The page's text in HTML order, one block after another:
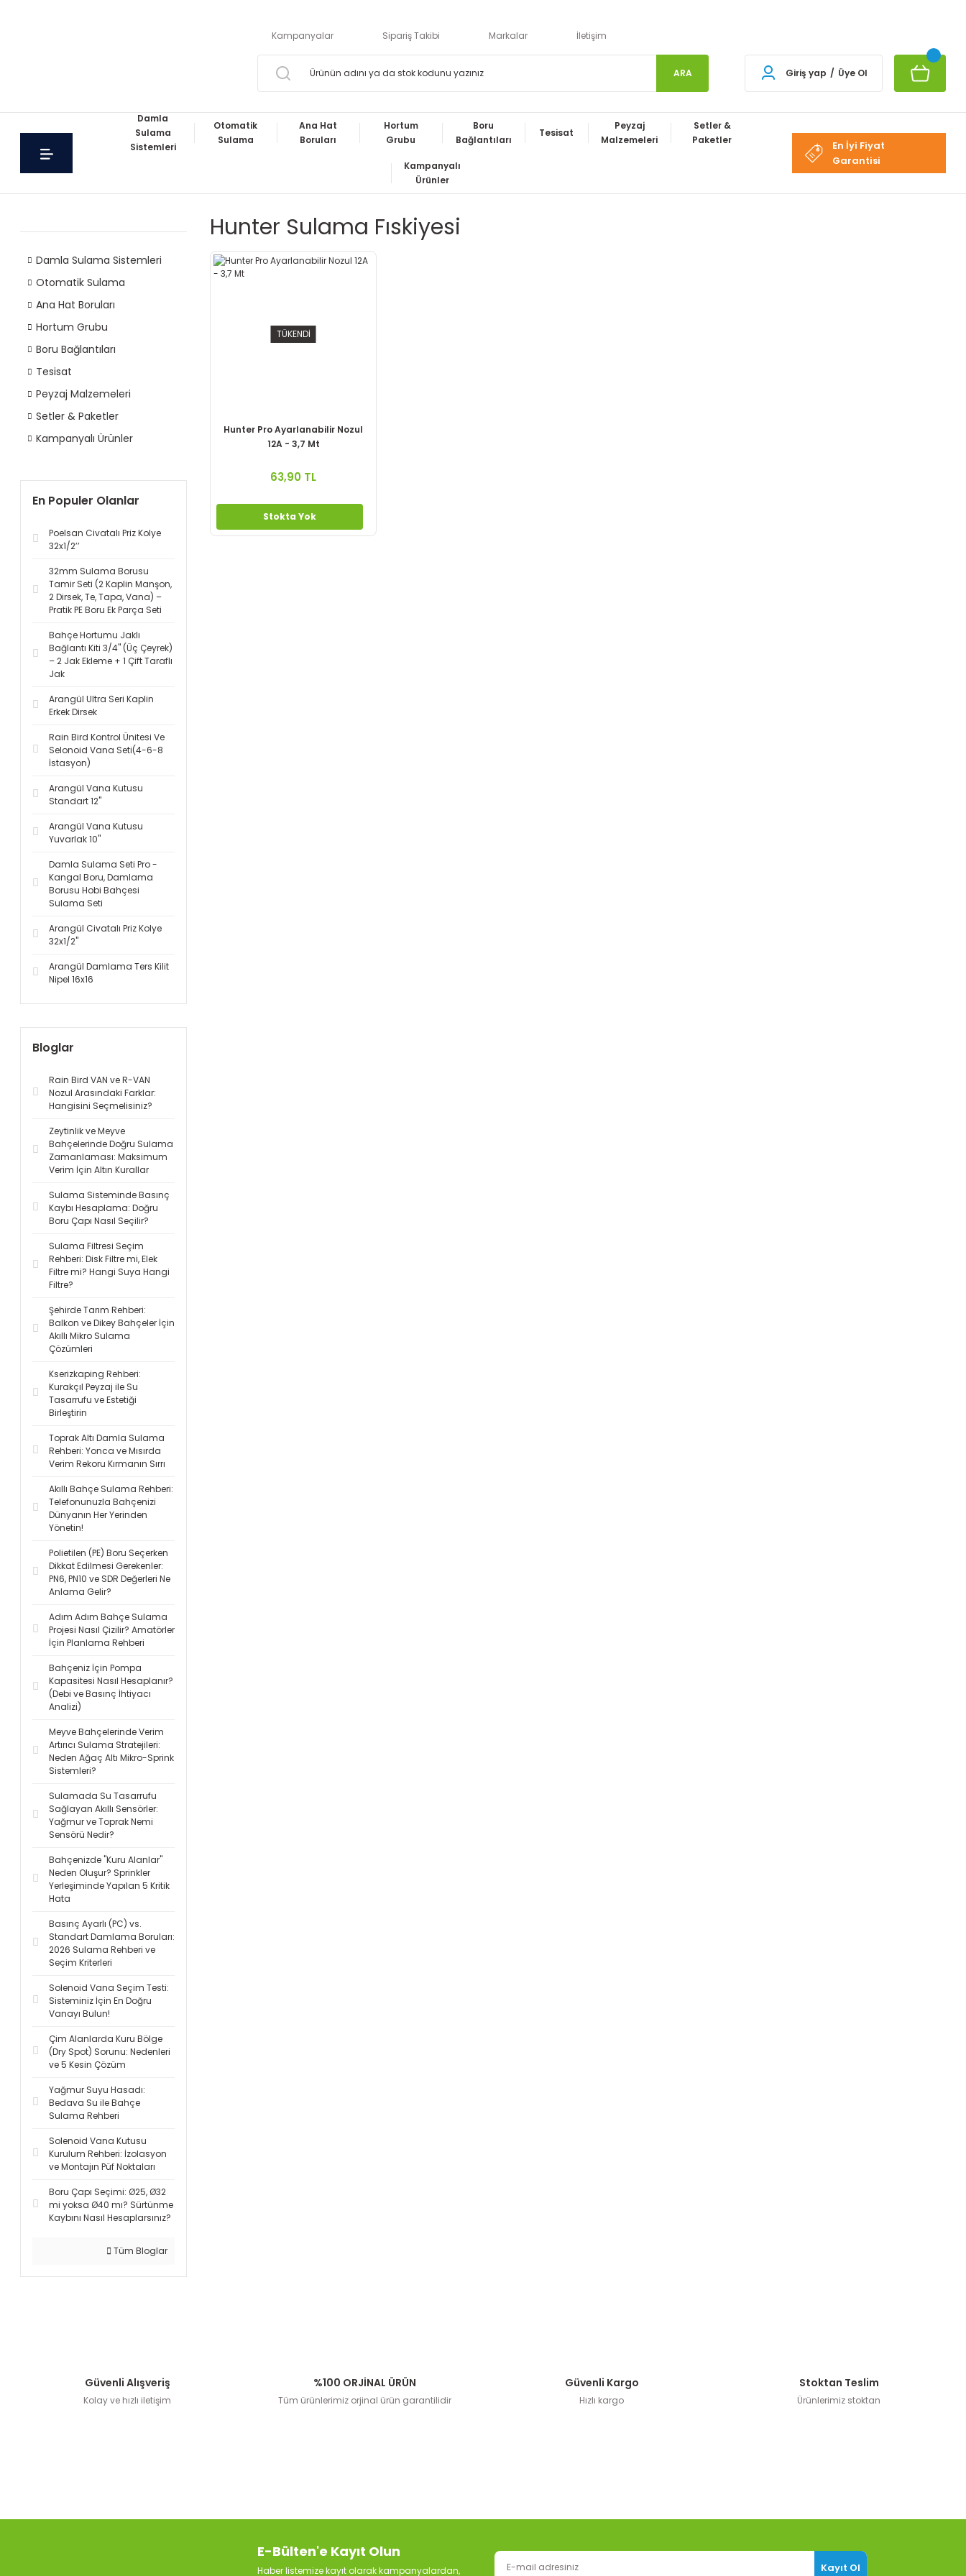
Kampanyalar Sipariş Takibi Markalar İletişim
ARA Giriş yap / Üye Ol
Damla
Sulama
Sistemleri
Otomatik
Sulama
Ana Hat
Boruları
Hortum
Grubu
Boru
Bağlantıları
Tesisat
Peyzaj
Malzemeleri
Setler &
Paketler
Kampanyalı
Ürünler
En İyi Fiyat
Garantisi
Damla Sulama Sistemleri
Otomatik Sulama
Ana Hat Boruları
Hortum Grubu
Boru Bağlantıları
Tesisat
Peyzaj Malzemeleri
Setler & Paketler
Kampanyalı Ürünler
En Populer Olanlar
Poelsan Civatalı Priz Kolye
32x1/2’’
32mm Sulama Borusu
Tamir Seti (2 Kaplin Manşon,
2 Dirsek, Te, Tapa, Vana) –
Pratik PE Boru Ek Parça Seti
Bahçe Hortumu Jaklı
Bağlantı Kiti 3/4'' (Üç Çeyrek)
– 2 Jak Ekleme + 1 Çift Taraflı
Jak
Arangül Ultra Seri Kaplin
Erkek Dirsek
Rain Bird Kontrol Ünitesi Ve
Selonoid Vana Seti(4-6-8
İstasyon)
Arangül Vana Kutusu
Standart 12''
Arangül Vana Kutusu
Yuvarlak 10''
Damla Sulama Seti Pro -
Kangal Boru, Damlama
Borusu Hobi Bahçesi
Sulama Seti
Arangül Civatalı Priz Kolye
32x1/2''
Arangül Damlama Ters Kilit
Nipel 16x16
Bloglar
Rain Bird VAN ve R-VAN
Nozul Arasındaki Farklar:
Hangisini Seçmelisiniz?
Zeytinlik ve Meyve
Bahçelerinde Doğru Sulama
Zamanlaması: Maksimum
Verim İçin Altın Kurallar
Sulama Sisteminde Basınç
Kaybı Hesaplama: Doğru
Boru Çapı Nasıl Seçilir?
Sulama Filtresi Seçim
Rehberi: Disk Filtre mi, Elek
Filtre mi? Hangi Suya Hangi
Filtre?
Şehirde Tarım Rehberi:
Balkon ve Dikey Bahçeler İçin
Akıllı Mikro Sulama
Çözümleri
Kserizkaping Rehberi:
Kurakçıl Peyzaj ile Su
Tasarrufu ve Estetiği
Birleştirin
Toprak Altı Damla Sulama
Rehberi: Yonca ve Mısırda
Verim Rekoru Kırmanın Sırrı
Akıllı Bahçe Sulama Rehberi:
Telefonunuzla Bahçenizi
Dünyanın Her Yerinden
Yönetin!
Polietilen (PE) Boru Seçerken
Dikkat Edilmesi Gerekenler:
PN6, PN10 ve SDR Değerleri Ne
Anlama Gelir?
Adım Adım Bahçe Sulama
Projesi Nasıl Çizilir? Amatörler
İçin Planlama Rehberi
Bahçeniz İçin Pompa
Kapasitesi Nasıl Hesaplanır?
(Debi ve Basınç İhtiyacı
Analizi)
Meyve Bahçelerinde Verim
Artırıcı Sulama Stratejileri:
Neden Ağaç Altı Mikro-Sprink
Sistemleri?
Sulamada Su Tasarrufu
Sağlayan Akıllı Sensörler:
Yağmur ve Toprak Nemi
Sensörü Nedir?
Bahçenizde "Kuru Alanlar"
Neden Oluşur? Sprinkler
Yerleşiminde Yapılan 5 Kritik
Hata
Basınç Ayarlı (PC) vs.
Standart Damlama Boruları:
2026 Sulama Rehberi ve
Seçim Kriterleri
Solenoid Vana Seçim Testi:
Sisteminiz İçin En Doğru
Vanayı Bulun!
Çim Alanlarda Kuru Bölge
(Dry Spot) Sorunu: Nedenleri
ve 5 Kesin Çözüm
Yağmur Suyu Hasadı:
Bedava Su ile Bahçe
Sulama Rehberi
Solenoid Vana Kutusu
Kurulum Rehberi: İzolasyon
ve Montajın Püf Noktaları
Boru Çapı Seçimi: Ø25, Ø32
mi yoksa Ø40 mı? Sürtünme
Kaybını Nasıl Hesaplarsınız?
Tüm Bloglar
Hunter Sulama Fıskiyesi
TÜKENDİ
Hunter Pro Ayarlanabilir Nozul
12A - 3,7 Mt
63,90 TL
Stokta Yok
Güvenli Alışveriş
Kolay ve hızlı iletişim
%100 ORJİNAL ÜRÜN
Tüm ürünlerimiz orjinal ürün garantilidir
Güvenli Kargo
Hızlı kargo
Stoktan Teslim
Ürünlerimiz stoktan
E-Bülten'e Kayıt Olun
Haber listemize kayıt olarak kampanyalardan, Kayıt Ol